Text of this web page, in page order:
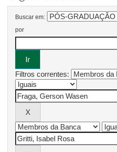
Buscar em:
por
Filtros correntes: